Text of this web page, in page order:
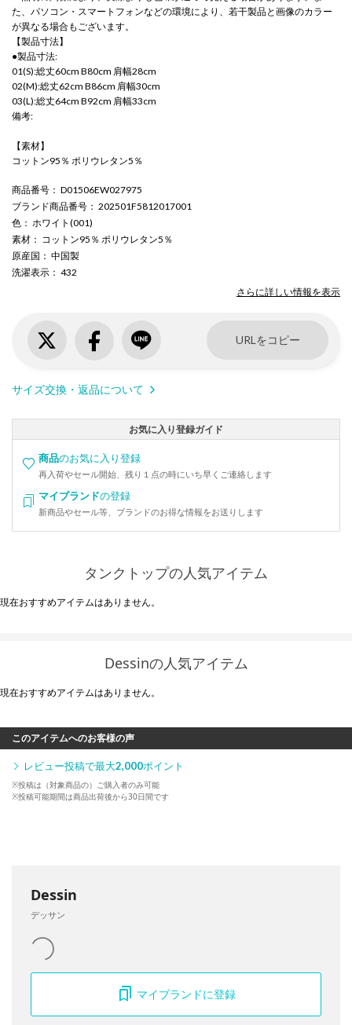
た、パソコン・スマートフォンなどの環境により、若干製品と画像のカラー
が異なる場合もございます。
【製品寸法】
●製品寸法:
01(S):総丈60cm B80cm 肩幅28cm
02(M):総丈62cm B86cm 肩幅30cm
03(L):総丈64cm B92cm 肩幅33cm
備考:
【素材】
コットン95％ ポリウレタン5％
商品番号 ： D01506EW027975
ブランド商品番号 ： 202501F5812017001
色 ： ホワイト(001)
素材 ： コットン95％ ポリウレタン5％
原産国 ： 中国製
洗濯表示 ： 432
さらに詳しい情報を表示
URLをコピー
サイズ交換・返品について
お気に入り登録ガイド
商品のお気に入り登録
再入荷やセール開始、残り１点の時にいち早くご連絡します
マイブランドの登録
新商品やセール等、ブランドのお得な情報をお送りします
タンクトップの人気アイテム
現在おすすめアイテムはありません。
Dessinの人気アイテム
現在おすすめアイテムはありません。
このアイテムへのお客様の声
レビュー投稿で最大2,000ポイント
※投稿は（対象商品の）ご購入者のみ可能
※投稿可能期間は商品出荷後から30日間です
Dessin
デッサン
マイブランドに登録